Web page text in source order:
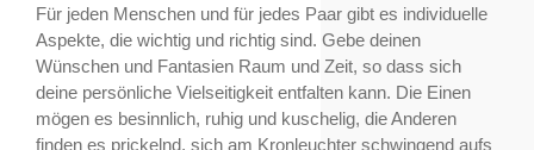
Für jeden Menschen und für jedes Paar gibt es individuelle
Aspekte, die wichtig und richtig sind. Gebe deinen
Wünschen und Fantasien Raum und Zeit, so dass sich
deine persönliche Vielseitigkeit entfalten kann. Die Einen
mögen es besinnlich, ruhig und kuschelig, die Anderen
finden es prickelnd, sich am Kronleuchter schwingend aufs